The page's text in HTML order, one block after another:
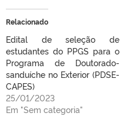
Relacionado
Edital de seleção de
estudantes do PPGS para o
Programa de Doutorado-
sanduíche no Exterior (PDSE-
CAPES)
25/01/2023
Em "Sem categoria"